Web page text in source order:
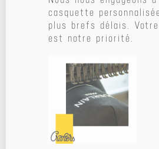
casquette
plus brefs délais.
est notre priorité.